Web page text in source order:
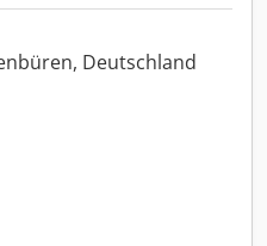
Deutschland